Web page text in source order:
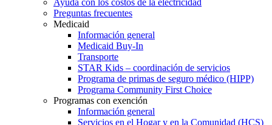
Preguntas frecuentes
Medicaid
Información general
Medicaid Buy-In
Transporte
STAR Kids – coordinación de servicios
Programa de primas de seguro médico (HIPP)
Programa Community First Choice
Programas con exención
Información general
Servicios en el Hogar y en la Comunidad (HCS)